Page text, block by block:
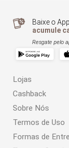
Baixe o
acumule
Resgate pelo
Lojas
Cashback
Sobre Nós
Termos de Uso
Formas de